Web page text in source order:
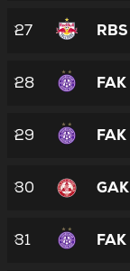
27 RBS
28 FAK
29 FAK
30 GAK
31 FAK